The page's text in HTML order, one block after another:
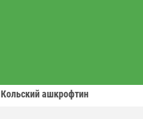
Кольский ашкрофтин